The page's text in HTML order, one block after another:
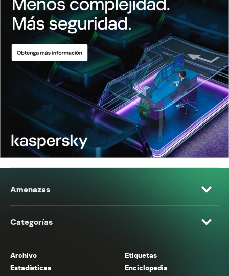
Amenazas
Categorías
Archivo
Etiquetas
Estadísticas
Enciclopedia